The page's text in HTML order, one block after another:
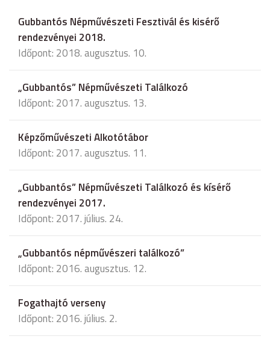
Gubbantós Népművészeti Fesztivál és kisérő
rendezvényei 2018.
Időpont: 2018. augusztus. 10.
„Gubbantós” Népművészeti Találkozó
Időpont: 2017. augusztus. 13.
Képzőművészeti Alkotótábor
Időpont: 2017. augusztus. 11.
„Gubbantós” Népművészeti Találkozó és kísérő
rendezvényei 2017.
Időpont: 2017. július. 24.
„Gubbantós népművészeri találkozó”
Időpont: 2016. augusztus. 12.
Fogathajtó verseny
Időpont: 2016. július. 2.